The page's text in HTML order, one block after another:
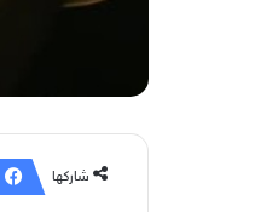
شاركها